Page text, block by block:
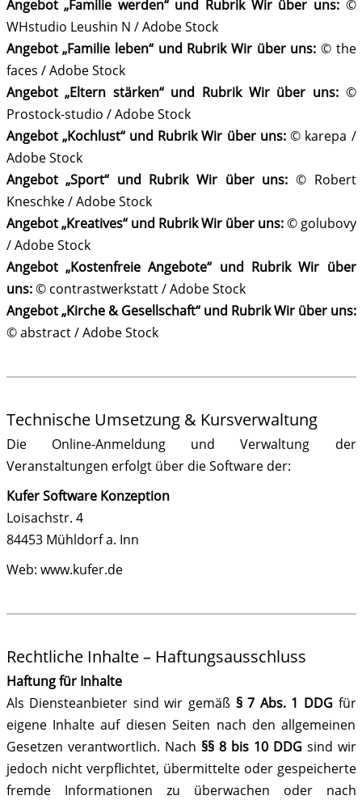
Angebot „Familie werden“ und Rubrik Wir über uns: ©
WHstudio Leushin N / Adobe Stock
Angebot„Familie leben“ und Rubrik Wir über uns: © the
faces / Adobe Stock
Angebot„Eltern stärken“ und Rubrik Wir über uns: ©
Prostock-studio / Adobe Stock
Angebot „Kochlust“ und Rubrik Wir über uns:© karepa /
Adobe Stock
Angebot „Sport“ und Rubrik Wir über uns: © Robert
Kneschke / Adobe Stock
Angebot „Kreatives“ und Rubrik Wir über uns:© golubovy
/ Adobe Stock
Angebot „Kostenfreie Angebote“ und Rubrik Wir über
uns:© contrastwerkstatt / Adobe Stock
Angebot „Kirche & Gesellschaft“ und Rubrik Wir über uns:
© abstract / Adobe Stock
Technische Umsetzung & Kursverwaltung
Die Online-Anmeldung und Verwaltung der
Veranstaltungen erfolgt über die Software der:
Kufer Software Konzeption
Loisachstr. 4
84453 Mühldorf a. Inn
Web: www.kufer.de
Rechtliche Inhalte – Haftungsausschluss
Haftung für Inhalte
Als Diensteanbieter sind wir gemäß § 7 Abs. 1 DDGfür
eigene Inhalte auf diesen Seiten nach den allgemeinen
Gesetzen verantwortlich. Nach §§ 8 bis 10 DDGsind wir
jedoch nicht verpflichtet, übermittelte oder gespeicherte
fremde Informationen zu überwachen oder nach